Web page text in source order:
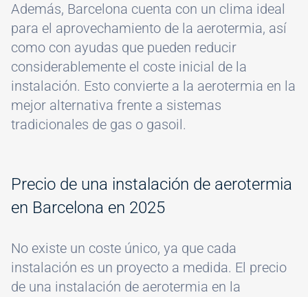
Además, Barcelona cuenta con un clima ideal
para el aprovechamiento de la aerotermia, así
como con ayudas que pueden reducir
considerablemente el coste inicial de la
instalación. Esto convierte a la aerotermia en la
mejor alternativa frente a sistemas
tradicionales de gas o gasoil.
Precio de una instalación de aerotermia
en Barcelona en 2025
No existe un coste único, ya que cada
instalación es un proyecto a medida. El precio
de una instalación de aerotermia en la